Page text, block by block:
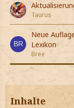
Taurus
Neue
Lexikon
Bree
Inhalte